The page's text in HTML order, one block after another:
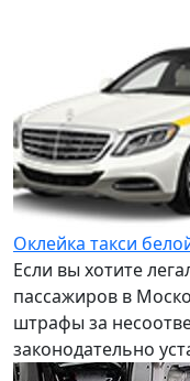
Оклейка такси
Если вы хотите
пассажиров в
штрафы за
законодательно